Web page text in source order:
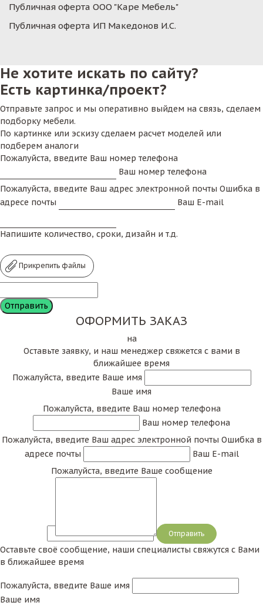
Публичная оферта ООО "Каре Мебель"
Публичная оферта ИП Македонов И.С.
Не хотите искать по сайту?
Есть картинка/проект?
Отправьте запрос и мы оперативно выйдем на связь, сделаем
подборку мебели.
По картинке или эскизу сделаем расчет моделей или
подберем аналоги
Пожалуйста, введите Ваш номер телефона
Ваш номер телефона
Пожалуйста, введите Ваш адрес электронной почты Ошибка в
адресе почты
Ваш E-mail
Напишите количество, сроки, дизайн и т.д.
Прикрепить файлы
ОФОРМИТЬ ЗАКАЗ
на
Оставьте заявку, и наш менеджер свяжется с вами в
ближайшее время
Пожалуйста, введите Ваше имя
Ваше имя
Пожалуйста, введите Ваш номер телефона
Ваш номер телефона
Пожалуйста, введите Ваш адрес электронной почты Ошибка в
адресе почты
Ваш E-mail
Пожалуйста, введите Ваше сообщение
Сообщение
Оставьте своё сообщение, наши специалисты свяжутся с Вами
в ближайшее время
Пожалуйста, введите Ваше имя
Ваше имя